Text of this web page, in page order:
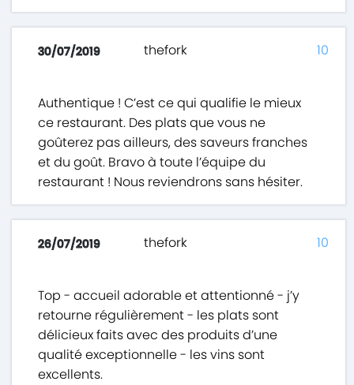
30/07/2019 thefork
Authentique ! C’est ce qui qualifie le mieux
ce restaurant. Des plats que vous ne
goûterez pas ailleurs, des saveurs franches
et du goût. Bravo à toute l’équipe du
restaurant ! Nous reviendrons sans hésiter.
10
26/07/2019 thefork
Top - accueil adorable et attentionné - j’y
retourne régulièrement - les plats sont
délicieux faits avec des produits d’une
qualité exceptionnelle - les vins sont
excellents.
10